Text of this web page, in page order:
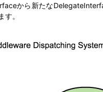
から新たな
す。